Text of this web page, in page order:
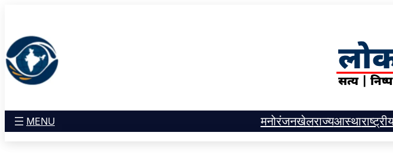
जाएं
MENU
खेल
राज्य
आस्था
व्यापार
मनोरंजनखेलराज्यआस्था